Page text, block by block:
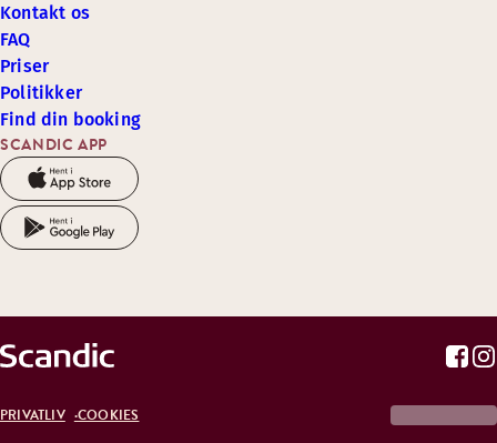
SCANDIC APP
Kontakt os
FAQ
Priser
Politikker
Find din booking
PRIVATLIV COOKIES